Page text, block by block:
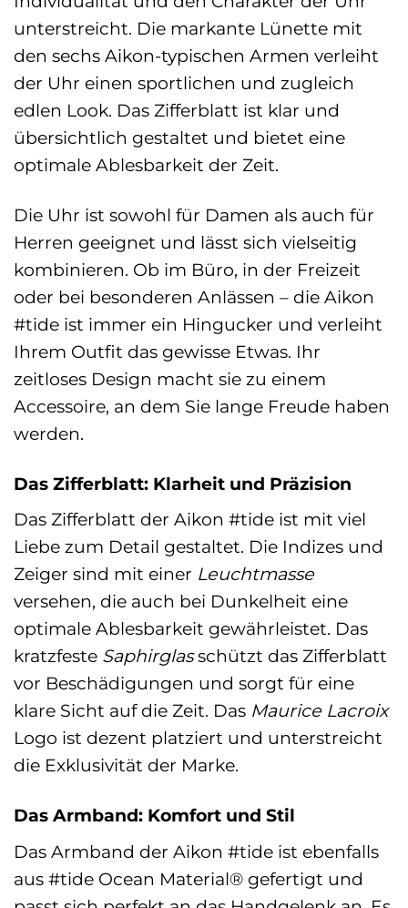
unterstreicht. Die markante Lünette mit
den sechs Aikon-typischen Armen verleiht
der Uhr einen sportlichen und zugleich
edlen Look. Das Zifferblatt ist klar und
übersichtlich gestaltet und bietet eine
optimale Ablesbarkeit der Zeit.
Die Uhr ist sowohl für Damen als auch für
Herren geeignet und lässt sich vielseitig
kombinieren. Ob im Büro, in der Freizeit
oder bei besonderen Anlässen – die Aikon
#tide ist immer ein Hingucker und verleiht
Ihrem Outfit das gewisse Etwas. Ihr
zeitloses Design macht sie zu einem
Accessoire, an dem Sie lange Freude haben
werden.
Das Zifferblatt: Klarheit und Präzision
Das Zifferblatt der Aikon #tide ist mit viel
Liebe zum Detail gestaltet. Die Indizes und
Zeiger sind mit einer Leuchtmasse
versehen, die auch bei Dunkelheit eine
optimale Ablesbarkeit gewährleistet. Das
kratzfeste Saphirglasschützt das Zifferblatt
vor Beschädigungen und sorgt für eine
klare Sicht auf die Zeit. Das Maurice Lacroix
Logo ist dezent platziert und unterstreicht
die Exklusivität der Marke.
Das Armband: Komfort und Stil
Das Armband der Aikon #tide ist ebenfalls
aus #tide Ocean Material® gefertigt und